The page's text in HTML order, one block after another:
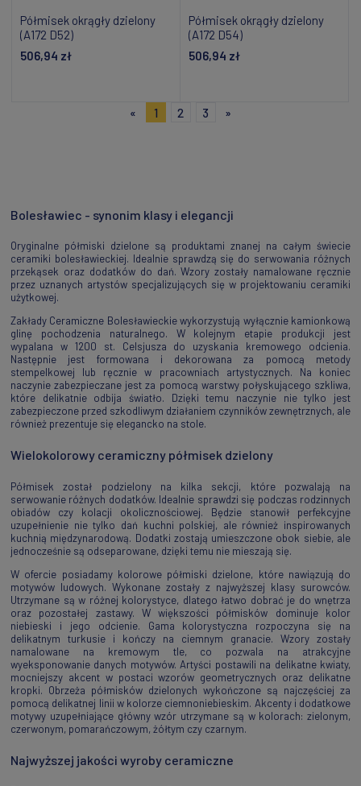
Półmisek okrągły dzielony
(A172 D52)
506,94 zł
Półmisek okrągły dzielony
(A172 D54)
506,94 zł
«
1 2 3 »
Bolesławiec - synonim klasy i elegancji
Oryginalne półmiski dzielone są produktami znanej na całym świecie
ceramiki bolesławieckiej. Idealnie sprawdzą się do serwowania różnych
przekąsek oraz dodatków do dań. Wzory zostały namalowane ręcznie
przez uznanych artystów specjalizujących się w projektowaniu ceramiki
użytkowej.
Zakłady Ceramiczne Bolesławieckie wykorzystują wyłącznie kamionkową
glinę pochodzenia naturalnego. W kolejnym etapie produkcji jest
wypalana w 1200 st. Celsjusza do uzyskania kremowego odcienia.
Następnie jest formowana i dekorowana za pomocą metody
stempelkowej lub ręcznie w pracowniach artystycznych. Na koniec
naczynie zabezpieczane jest za pomocą warstwy połyskującego szkliwa,
które delikatnie odbija światło. Dzięki temu naczynie nie tylko jest
zabezpieczone przed szkodliwym działaniem czynników zewnętrznych, ale
również prezentuje się elegancko na stole.
Wielokolorowy ceramiczny półmisek dzielony
Półmisek został podzielony na kilka sekcji, które pozwalają na
serwowanie różnych dodatków. Idealnie sprawdzi się podczas rodzinnych
obiadów czy kolacji okolicznościowej. Będzie stanowił perfekcyjne
uzupełnienie nie tylko dań kuchni polskiej, ale również inspirowanych
kuchnią międzynarodową. Dodatki zostają umieszczone obok siebie, ale
jednocześnie są odseparowane, dzięki temu nie mieszają się.
W ofercie posiadamy kolorowe półmiski dzielone, które nawiązują do
motywów ludowych. Wykonane zostały z najwyższej klasy surowców.
Utrzymane są w różnej kolorystyce, dlatego łatwo dobrać je do wnętrza
oraz pozostałej zastawy. W większości półmisków dominuje kolor
niebieski i jego odcienie. Gama kolorystyczna rozpoczyna się na
delikatnym turkusie i kończy na ciemnym granacie. Wzory zostały
namalowane na kremowym tle, co pozwala na atrakcyjne
wyeksponowanie danych motywów. Artyści postawili na delikatne kwiaty,
mocniejszy akcent w postaci wzorów geometrycznych oraz delikatne
kropki. Obrzeża półmisków dzielonych wykończone są najczęściej za
pomocą delikatnej linii w kolorze ciemnoniebieskim. Akcenty i dodatkowe
motywy uzupełniające główny wzór utrzymane są w kolorach: zielonym,
czerwonym, pomarańczowym, żółtym czy czarnym.
Najwyższej jakości wyroby ceramiczne